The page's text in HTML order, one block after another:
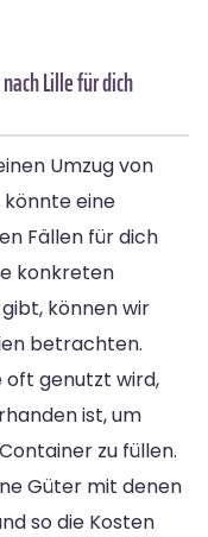
Lille für dich
Umzug von
könnte eine
Fällen für dich
konkreten
können wir
betrachten.
oft genutzt wird,
ist, um
zu füllen.
Güter mit denen
so die Kosten